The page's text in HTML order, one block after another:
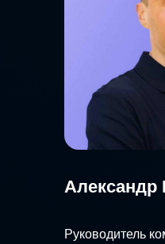
Александр
Руководитель